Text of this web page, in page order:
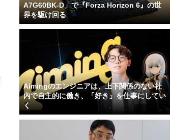
A7G60BK-D」で『Forza Horizon 6』の世
界を駆け回る
Aimingのエンジニアは、上下関係のない社
内で自主的に働き、「好き」を仕事にしてい
く